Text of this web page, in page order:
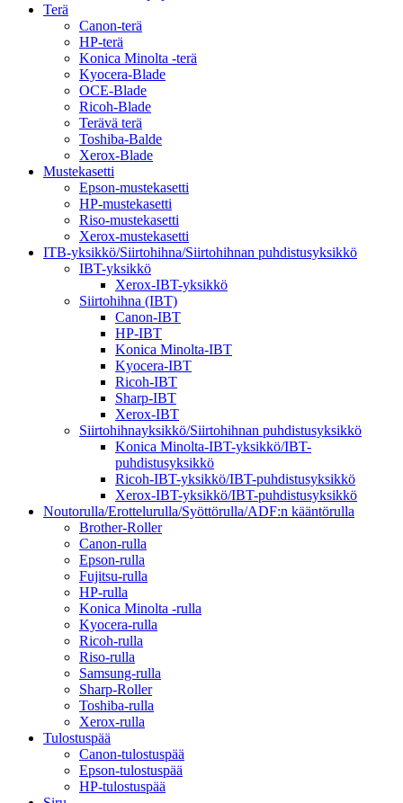
Terä
Canon-terä
HP-terä
Konica Minolta -terä
Kyocera-Blade
OCE-Blade
Ricoh-Blade
Terävä terä
Toshiba-Balde
Xerox-Blade
Mustekasetti
Epson-mustekasetti
HP-mustekasetti
Riso-mustekasetti
Xerox-mustekasetti
ITB-yksikkö/Siirtohihna/Siirtohihnan puhdistusyksikkö
IBT-yksikkö
Xerox-IBT-yksikkö
Siirtohihna (IBT)
Canon-IBT
HP-IBT
Konica Minolta-IBT
Kyocera-IBT
Ricoh-IBT
Sharp-IBT
Xerox-IBT
Siirtohihnayksikkö/Siirtohihnan puhdistusyksikkö
Konica Minolta-IBT-yksikkö/IBT-
puhdistusyksikkö
Ricoh-IBT-yksikkö/IBT-puhdistusyksikkö
Xerox-IBT-yksikkö/IBT-puhdistusyksikkö
Noutorulla/Erottelurulla/Syöttörulla/ADF:n kääntörulla
Brother-Roller
Canon-rulla
Epson-rulla
Fujitsu-rulla
HP-rulla
Konica Minolta -rulla
Kyocera-rulla
Ricoh-rulla
Riso-rulla
Samsung-rulla
Sharp-Roller
Toshiba-rulla
Xerox-rulla
Tulostuspää
Canon-tulostuspää
Epson-tulostuspää
HP-tulostuspää